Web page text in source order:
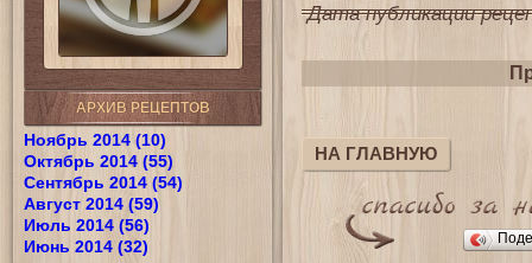
АРХИВ РЕЦЕПТОВ
Ноябрь 2014 (10)
Октябрь 2014 (55)
Сентябрь 2014 (54)
Август 2014 (59)
Июль 2014 (56)
Июнь 2014 (32)
Дата публикации
НА ГЛАВНУЮ